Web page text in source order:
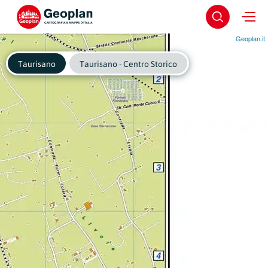
Geoplan.it
Taurisano Taurisano - Centro Storico